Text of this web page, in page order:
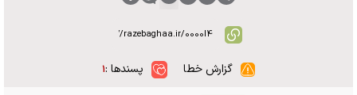
گزارش خطا پسندها :۱